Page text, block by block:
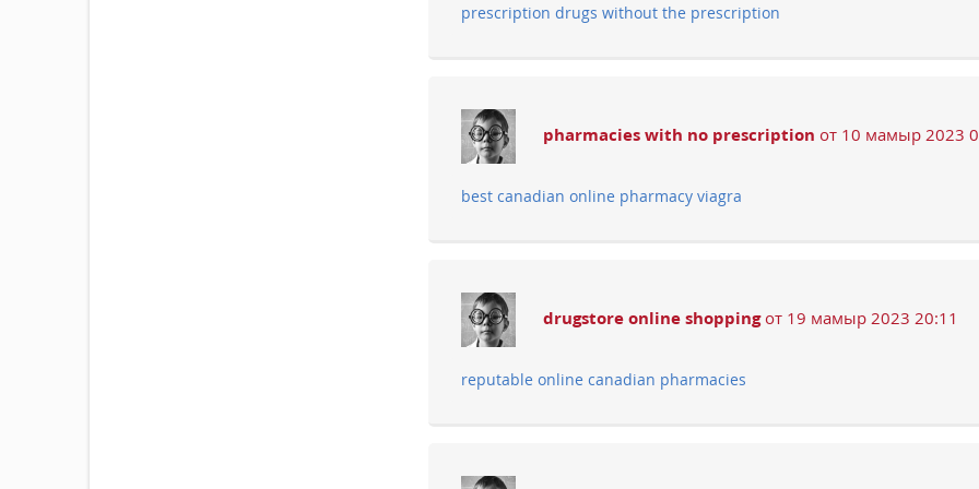
prescription drugs without the prescription
pharmacies with no prescription от 10 мамыр 2023
best canadian online pharmacy viagra
drugstore online shoppingот 19 мамыр 2023 20:11
reputable online canadian pharmacies